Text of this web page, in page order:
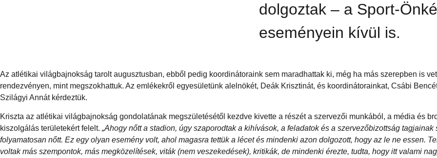
dolgoztak – a Sport-
eseményein kívül is.
Az atlétikai világbajnokság tarolt augusztusban, ebből pedig koordinátoraink sem maradhattak ki, még ha más szerepben is
rendezvényen, mint megszokhattuk. Az emlékekről egyesületünk alelnökét, Deák Krisztinát, és koordinátorainkat, Csábi
Szilágyi Annát kérdeztük.
Kriszta az atlétikai világbajnokság gondolatának megszületésétől kezdve kivette a részét a szervezői munkából, a média és
kiszolgálás területekért felelt. „Ahogy nőtt a stadion, úgy szaporodtak a kihívások, a feladatok és a szervezőbizottság tagjainak
folyamatosan nőtt. Ez egy olyan esemény volt, ahol magasra tettük a lécet és mindenki azon dolgozott, hogy az le ne essen.
voltak más szempontok, más megközelítések, viták (nem veszekedések), kritikák, de mindenki érezte, tudta, hogy itt valami